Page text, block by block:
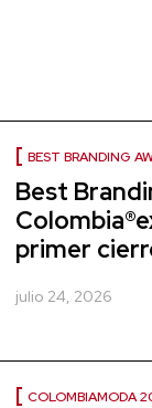
BEST BRANDING
Best
primer
julio 24, 2026
COLOMBIAMODA